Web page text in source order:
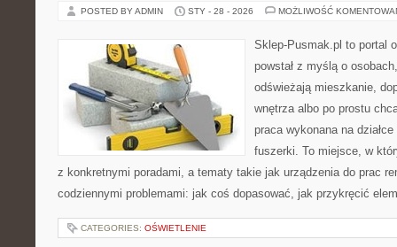
POSTED BY ADMIN STY - 28 - 2026 MOŻLIWOŚĆ
Sklep-Pusmak.pl to portal
powstał z myślą o
odświeżają mieszkanie,
wnętrza albo po prostu
praca wykonana na
fuszerki. To miejsce, w
z konkretnymi poradami, a tematy takie jak urządzenia do prac
codziennymi problemami: jak coś dopasować, jak przykręcić
CATEGORIES: OŚWIETLENIE